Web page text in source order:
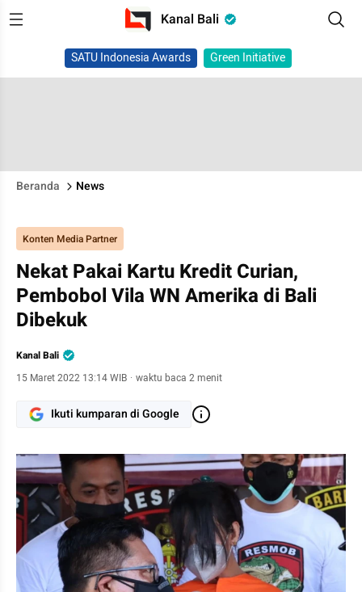
Kanal Bali
SATU Indonesia Awards Green Initiative
Beranda News
Konten Media Partner
Nekat Pakai Kartu Kredit Curian,
Pembobol Vila WN Amerika di Bali
Dibekuk
Kanal Bali
15 Maret 2022 13:14 WIB · waktu baca 2 menit
Ikuti kumparan di Google